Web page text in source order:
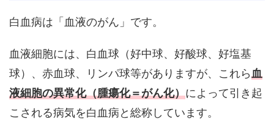
白血病は「血液のがん」です。
血液細胞には、白血球（好中球、好酸球、好塩基
球）、赤血球、リンパ球等がありますが、これら血
液細胞の異常化（腫瘍化＝がん化）によって引き起
こされる病気を白血病と総称しています。